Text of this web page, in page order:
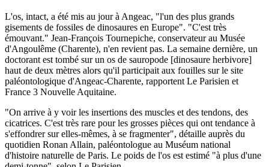
L'os, intact, a été mis au jour à Angeac, "l'un des plus grands
gisements de fossiles de dinosaures en Europe". "C'est très
émouvant." Jean-François Tournepiche, conservateur au Musée
d'Angoulême (Charente), n'en revient pas. La semaine dernière, un
doctorant est tombé sur un os de sauropode [dinosaure herbivore]
haut de deux mètres alors qu'il participait aux fouilles sur le site
paléontologique d'Angeac-Charente, rapportent Le Parisien et
France 3 Nouvelle Aquitaine.
"On arrive à y voir les insertions des muscles et des tendons, des
cicatrices. C'est très rare pour les grosses pièces qui ont tendance à
s'effondrer sur elles-mêmes, à se fragmenter", détaille auprès du
quotidien Ronan Allain, paléontologue au Muséum national
d'histoire naturelle de Paris. Le poids de l'os est estimé "à plus d'une